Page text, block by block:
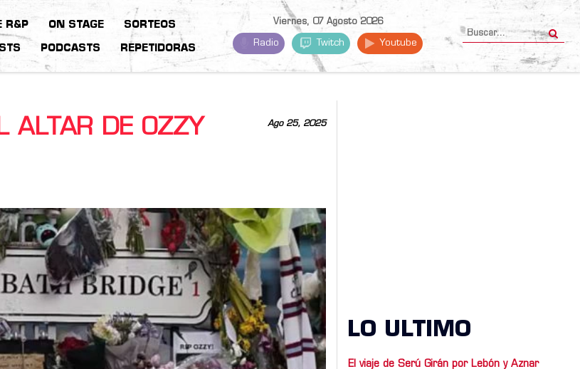
R&P ON STAGE SORTEOS
PODCASTS REPETIDORAS
Viernes, 07 Agosto 2026
Radio Twitch Youtube
Ago 25, 2025
ALTAR DE OZZY
LO ULTIMO
El viaje de Serú Girán por Lebón y Aznar